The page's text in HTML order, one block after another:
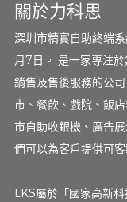
關於力科思
深圳市精實自助終端
月7日。 是一家專注
銷售及售後服務的公
市、餐飲、戲院、飯
市自助收銀機、廣告
們可以為客戶提供可
LKS屬於「國家高新